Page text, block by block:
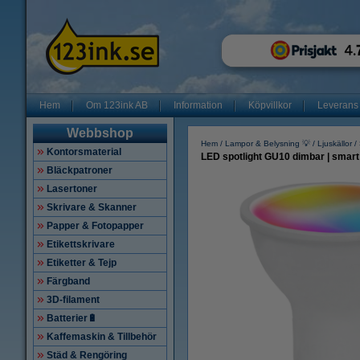
Hem Om 123ink AB Information Köpvillkor Leverans
Webbshop
Kontorsmaterial
Bläckpatroner
Lasertoner
Skrivare & Skanner
Papper & Fotopapper
Etikettskrivare
Etiketter & Tejp
Färgband
3D-filament
Batterier🔋
Kaffemaskin & Tillbehör
Städ & Rengöring
Hem Lampor & Belysning 💡 Ljuskällor
LED spotlight GU10 dimbar |